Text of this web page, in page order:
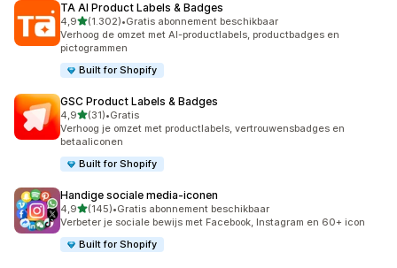
TA AI Product Labels & Badges
4,9van 5 sterren
(1.302)
1302 recensies in totaal
•Gratis abonnement beschikbaar
Verhoog de omzet met AI-productlabels, productbadges en
pictogrammen
Built for Shopify
GSC Product Labels & Badges
4,9van 5 sterren
(31)
31 recensies in totaal
•Gratis
Verhoog je omzet met productlabels, vertrouwensbadges en
betaaliconen
Built for Shopify
Handige sociale media‑iconen
4,9van 5 sterren
(145)
145 recensies in totaal
•Gratis abonnement beschikbaar
Verbeter je sociale bewijs met Facebook, Instagram en 60+ icon
Built for Shopify